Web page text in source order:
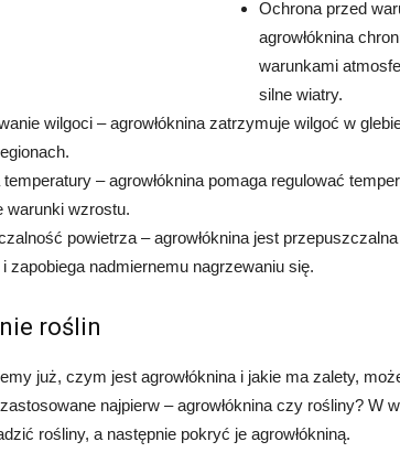
Ochrona przed
agrowłóknina
warunkami
silne wiatry.
wilgoci – agrowłóknina zatrzymuje wilgoć w
temperatury – agrowłóknina pomaga regulować
warunki wzrostu.
powietrza – agrowłóknina jest
zapobiega nadmiernemu nagrzewaniu się.
roślin
już, czym jest agrowłóknina i jakie ma zalety,
najpierw – agrowłóknina czy rośliny? W
rośliny, a następnie pokryć je agrowłókniną.